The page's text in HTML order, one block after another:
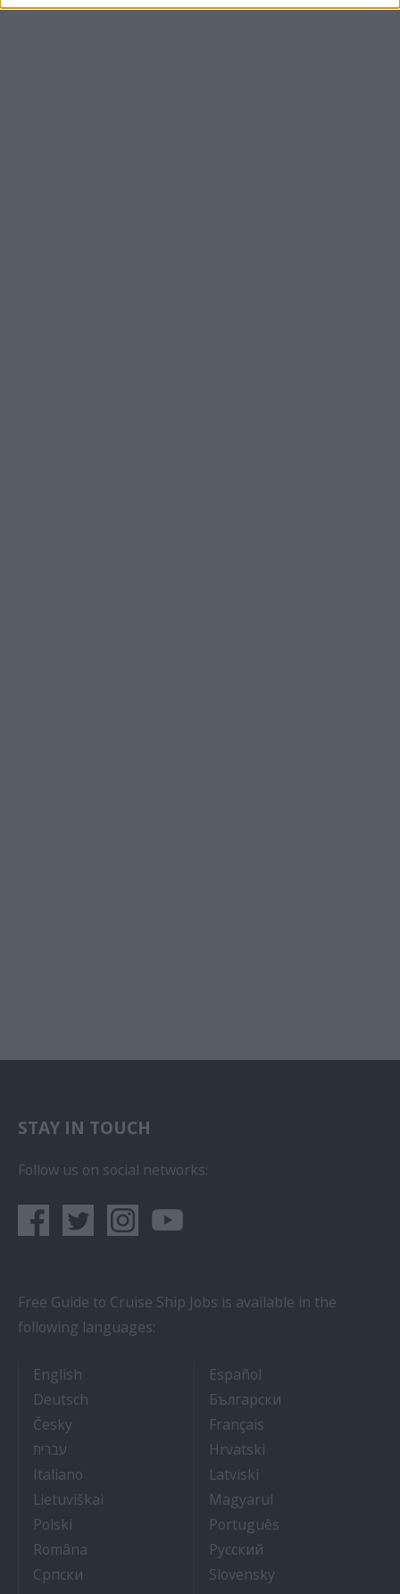
STAY IN TOUCH
Follow us on social networks:
Free Guide to Cruise Ship Jobs is available in the
following languages:
English- Cruise Ship Jobs Español- Empleos en
Deutsch- Arbeit auf Kreuzfahrtschiffen
Български- Как Да Си
Česky- Práce na luxusních výletních lodích
Français- Travail Sur Bateau
עברית
- איך להתקבל לעבודה על אוניות נוסעים
Hrvatski- Kako dobiti posao
Italiano- Lavorare sulle navi da crociera
Latviski- Kā iegūt kuģa
Lietuviškai- Kaip įsidarbinti kruiziniuose laivuose
Magyarul- Munka a hajón
Polski- Jak dostać pracę na statku wycieczkowym
Português- Como
Româna- Cum sa obtii un post pe un vas de croaziera
Pyccкий- Как получить
Српски- Како до посла на броду
Slovensky- Práca na